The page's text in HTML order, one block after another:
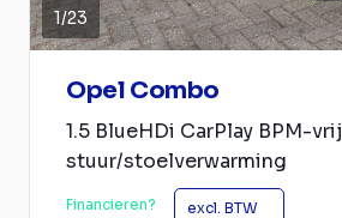
1/23
Opel Combo
1.5 BlueHDi CarPlay BPM-vrij
stuur/stoelverwarming
Financieren? excl. BTW